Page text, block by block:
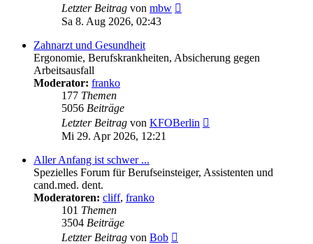
Letzter Beitrag von mbw
Sa 8. Aug 2026, 02:43
Zahnarzt und Gesundheit
Ergonomie, Berufskrankheiten, Absicherung gegen
Arbeitsausfall
Moderator: franko
177 Themen
5056 Beiträge
Letzter Beitrag von KFOBerlin
Mi 29. Apr 2026, 12:21
Aller Anfang ist schwer ...
Spezielles Forum für Berufseinsteiger, Assistenten und
cand.med. dent.
Moderatoren: cliff, franko
101 Themen
3504 Beiträge
Letzter Beitrag von Bob